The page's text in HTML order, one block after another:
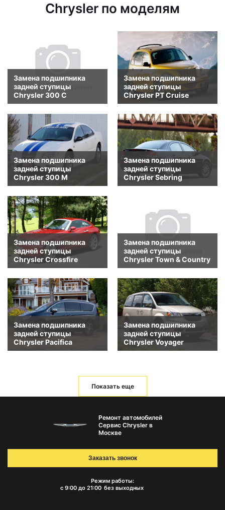
Chrysler по моделям
Замена подшипника
задней ступицы
Chrysler 300 C
Замена подшипника
задней ступицы
Chrysler PT Cruise
Замена подшипника
задней ступицы
Chrysler 300 M
Замена подшипника
задней ступицы
Chrysler Sebring
Замена подшипника
задней ступицы
Chrysler Crossfire
Замена подшипника
задней ступицы
Chrysler Town & Country
Замена подшипника
задней ступицы
Chrysler Pacifica
Замена подшипника
задней ступицы
Chrysler Voyager
Показать еще
Ремонт автомобилей
Сервис Chrysler в
Москве
Режим работы:
с 9:00 до 21:00 без выходных
Заказать звонок